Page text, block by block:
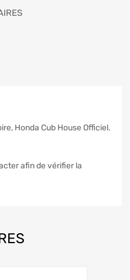
Honda Cub House Officiel.
afin de vérifier la